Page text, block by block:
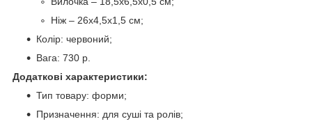
Ніж – 26х4,5х1,5 см;
Колір: червоний;
Вага: 730 р.
Додаткові характеристики:
Тип товару: форми;
Призначення: для суші та ролів;